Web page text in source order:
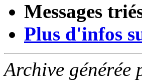
Messages
Plus d'infos
Archive